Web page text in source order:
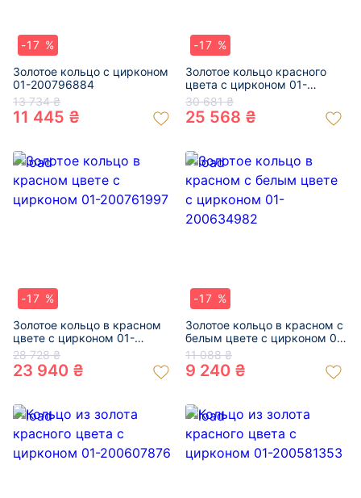
-17 %
Золотое кольцо с цирконом
01-200796884
13 734 ₴
11 445 ₴
-17 %
Золотое кольцо красного
цвета с цирконом 01-
200796921
30 681 ₴
25 568 ₴
-17 %
Золотое кольцо в красном
цвете с цирконом 01-
200761997
28 728 ₴
23 940 ₴
-17 %
Золотое кольцо в красном с
белым цвете с цирконом 01-
200634982
11 088 ₴
9 240 ₴